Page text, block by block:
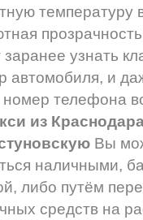
температуру
прозрачность
заранее узнать
автомобиля, и
телефона
из
Вы
наличными,
либо путём
средств на